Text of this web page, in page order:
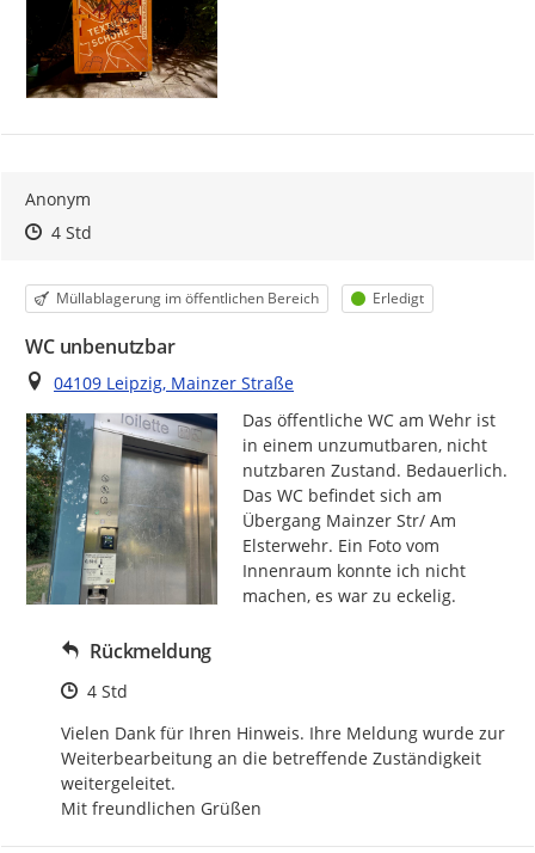
Anonym
Zeitpunkt des Erstellens
Zeitpunkt des Erstellens
4 StdZur Äußerung
Kategorie
Müllablagerung im öffentlichen Bereich Status
Erledigt
WC unbenutzbar
Ort
04109 Leipzig, Mainzer Straße
Das öffentliche WC am Wehr ist
in einem unzumutbaren, nicht
nutzbaren Zustand. Bedauerlich.
Das WC befindet sich am
Übergang Mainzer Str/ Am
Elsterwehr. Ein Foto vom
Innenraum konnte ich nicht
machen, es war zu eckelig.
Rückmeldung
Zeitpunkt des Erstellens
4 Std
Vielen Dank für Ihren Hinweis. Ihre Meldung wurde zur
Weiterbearbeitung an die betreffende Zuständigkeit
weitergeleitet.
Mit freundlichen Grüßen